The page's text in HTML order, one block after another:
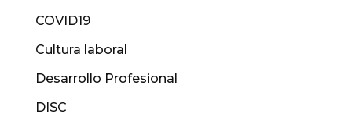
COVID19
Cultura laboral
Desarrollo Profesional
DISC